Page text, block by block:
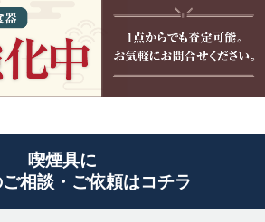
喫煙具に
相談・ご依頼はコチラ